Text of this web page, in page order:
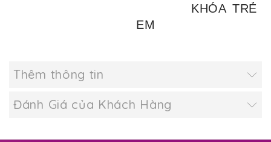
KHÓA TRẺ
EM
Thêm thông tin
Đánh Giá của Khách Hàng